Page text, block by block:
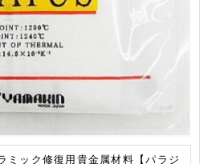
ミック修復用貴金属材料【パラジ